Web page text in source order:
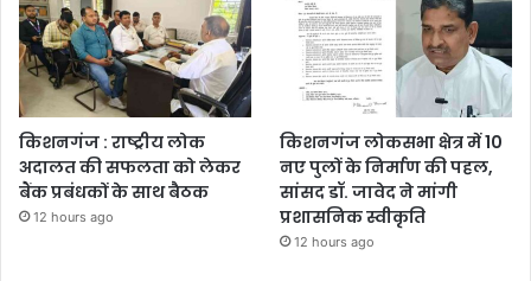
किशनगंज : राष्ट्रीय लोक
अदालत की सफलता को लेकर
बैंक प्रबंधकों के साथ बैठक
12 hours ago
किशनगंज लोकसभा क्षेत्र में 10
नए पुलों के निर्माण की पहल,
सांसद डॉ. जावेद ने मांगी
प्रशासनिक स्वीकृति
12 hours ago